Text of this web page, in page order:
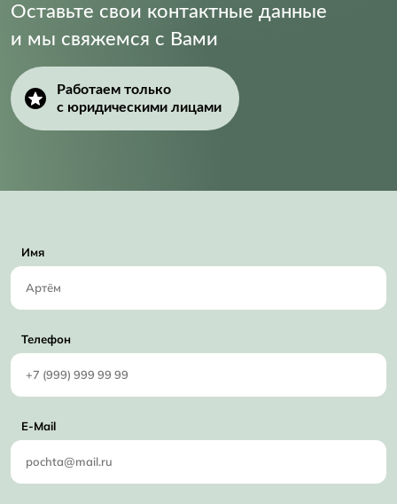
Оставьте свои контактные данные
и мы свяжемся с Вами
Работаем только
с юридическими лицами
Имя
Телефон
E-Mail